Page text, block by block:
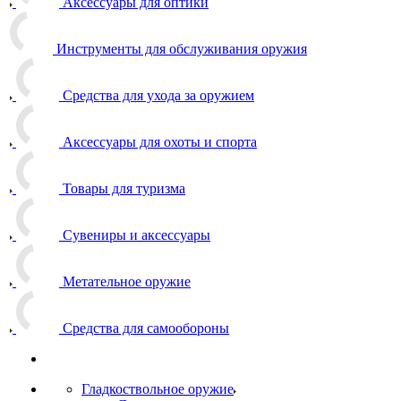
Инструменты для обслуживания оружия
Средства для ухода за оружием
Аксессуары для охоты и спорта
Товары для туризма
Сувениры и аксессуары
Метательное оружие
Средства для самообороны
Гладкоствольное оружие